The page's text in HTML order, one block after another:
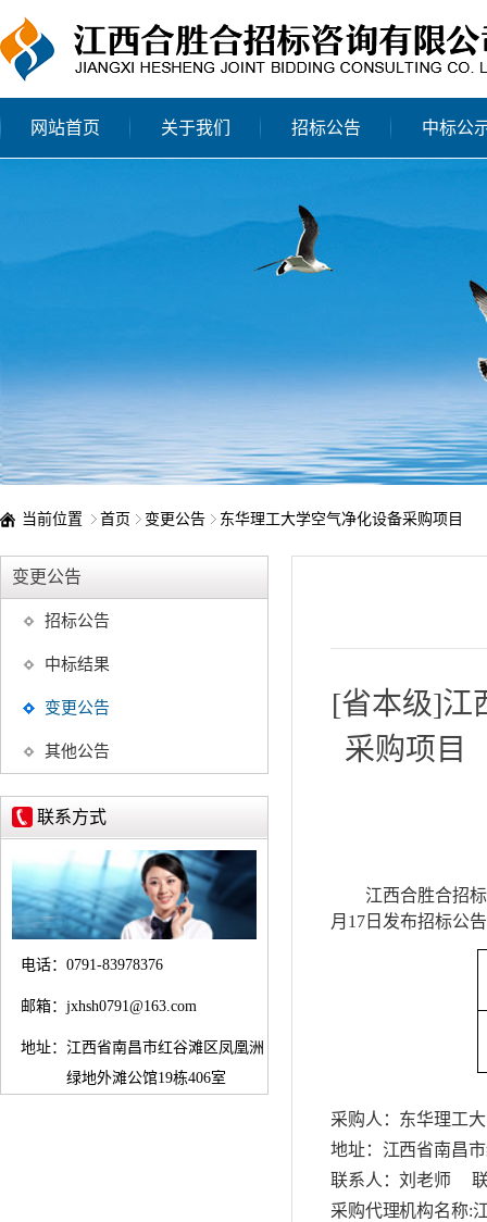
网站首页 关于我们 招标公告 中标公
当前位置 首页 变更公告 东华理工大学空气净化设备采购项目
变更公告
招标公告
中标结果
变更公告
其他公告
[省本级]江
采购项目
江西合胜合招
月17日发布招标公
采购人：东华理工
地址：江西省南昌
联系人：刘老师 联
采购代理机构名称:
联系方式
电话： 0791-83978376
邮箱： jxhsh0791@163.com
地址： 江西省南昌市红谷滩区凤凰洲
绿地外滩公馆19栋406室